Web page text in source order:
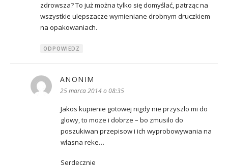
zdrowsza? To już można tylko się domyślać, patrząc na
wszystkie ulepszacze wymieniane drobnym druczkiem
na opakowaniach.
ODPOWIEDZ
ANONIM
25 marca 2014 o 08:35
Jakos kupienie gotowej nigdy nie przyszlo mi do
glowy, to moze i dobrze – bo zmusilo do
poszukiwan przepisow i ich wyprobowywania na
wlasna reke…
Serdecznie